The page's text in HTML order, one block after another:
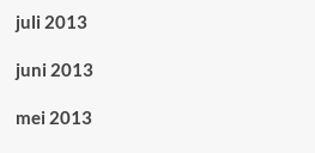
juli 2013
juni 2013
mei 2013